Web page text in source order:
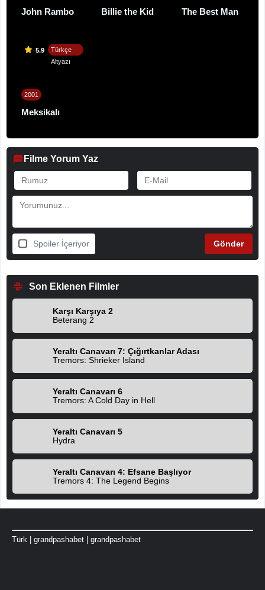
John Rambo Billie the Kid The Best Man
5.9
Türkçe
Altyazı
2001
Meksikalı
Filme Yorum Yaz
Spoiler İçeriyor
Son Eklenen Filmler
Karşı Karşıya 2
Beterang 2
Yeraltı Canavarı 7: Çığırtkanlar Adası
Tremors: Shrieker Island
Yeraltı Canavarı 6
Tremors: A Cold Day in Hell
Yeraltı Canavarı 5
Hydra
Yeraltı Canavarı 4: Efsane Başlıyor
Tremors 4: The Legend Begins
Türk | grandpashabet | grandpashabet